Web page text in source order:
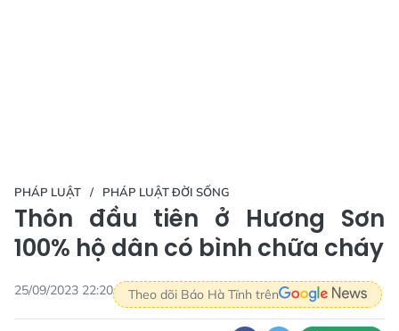
PHÁP LUẬT PHÁP LUẬT ĐỜI SỐNG
Thôn đầu tiên ở Hương Sơn
100% hộ dân có bình chữa cháy
25/09/2023 22:20 Theo dõi Báo Hà Tĩnh trên